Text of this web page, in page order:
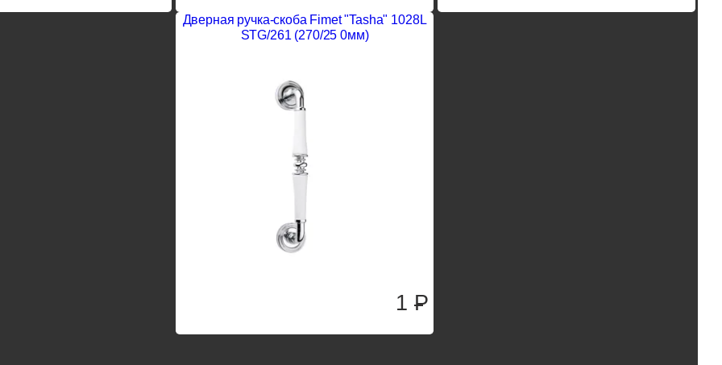
Дверная ручка-скоба Fimet "Tasha" 1028L
STG/261 (270/25 0мм)
1P